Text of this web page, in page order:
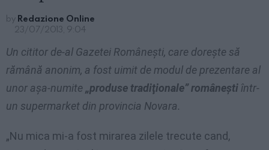
by Redazione Online
23/07/2013, 9:04
Un cititor de-al Gazetei Româneşti, care doreşte să
rămână anonim, a fost uimit de modul de prezentare al
unor aşa-numite „produse tradiţionale” româneşti într-
un supermarket din provincia Novara.
„Nu mica mi-a fost mirarea zilele trecute cand,